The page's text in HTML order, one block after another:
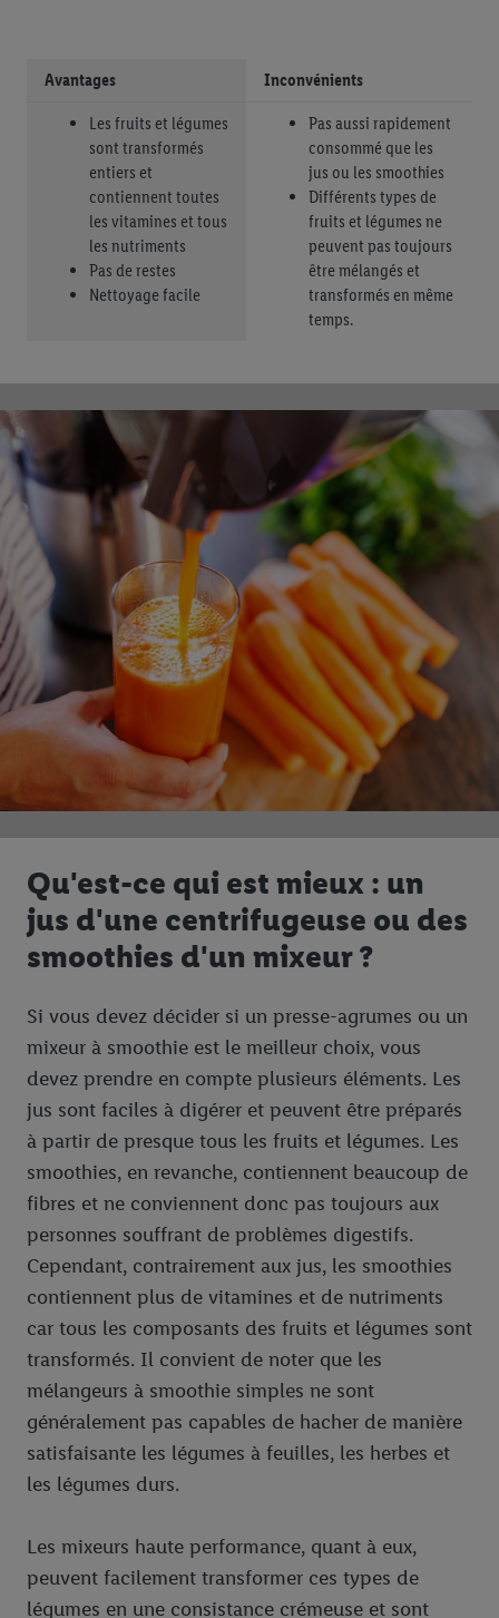
Avantages Inconvénients
Les fruits et légumes
sont transformés
entiers et
contiennent toutes
les vitamines et tous
les nutriments
Pas de restes
Nettoyage facile
Pas aussi rapidement
consommé que les
jus ou les smoothies
Différents types de
fruits et légumes ne
peuvent pas toujours
être mélangés et
transformés en même
temps.
Qu'est-ce qui est mieux : un
jus d'une centrifugeuse ou des
smoothies d'un mixeur ?
Si vous devez décider si un presse-agrumes ou un
mixeur à smoothie est le meilleur choix, vous
devez prendre en compte plusieurs éléments. Les
jus sont faciles à digérer et peuvent être préparés
à partir de presque tous les fruits et légumes. Les
smoothies, en revanche, contiennent beaucoup de
fibres et ne conviennent donc pas toujours aux
personnes souffrant de problèmes digestifs.
Cependant, contrairement aux jus, les smoothies
contiennent plus de vitamines et de nutriments
car tous les composants des fruits et légumes sont
transformés. Il convient de noter que les
mélangeurs à smoothie simples ne sont
généralement pas capables de hacher de manière
satisfaisante les légumes à feuilles, les herbes et
les légumes durs.
Les mixeurs haute performance, quant à eux,
peuvent facilement transformer ces types de
légumes en une consistance crémeuse et sont